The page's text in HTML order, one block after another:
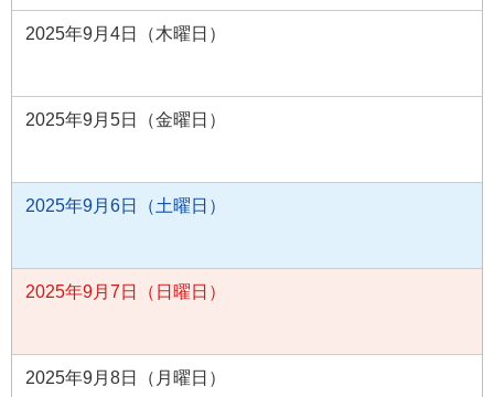
2025年9月4日（木曜日）
2025年9月5日（金曜日）
2025年9月6日（土曜日）
2025年9月7日（日曜日）
2025年9月8日（月曜日）